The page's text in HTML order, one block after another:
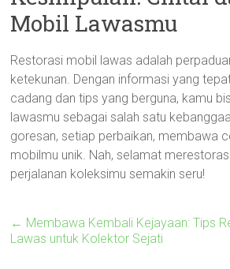
Mobil Lawasmu
Restorasi mobil lawas adalah
ketekunan. Dengan informasi yang
cadang dan tips yang berguna, kamu
lawasmu sebagai salah satu
goresan, setiap perbaikan, membawa
mobilmu unik. Nah, selamat
perjalanan koleksimu semakin seru!
← Membawa Kembali Kejayaan: Tips
Lawas untuk Kolektor Sejati